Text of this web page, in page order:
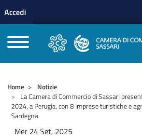
profilo utente
Accedi
Home
Notizie
La Camera di Commercio di Sassari
2024, a Perugia, con 8 imprese turistiche e
Sardegna
Mer 24 Set, 2025